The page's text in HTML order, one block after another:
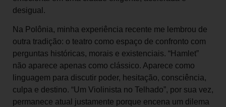
desigual.
Na Polônia, minha experiência recente me lembrou de
outra tradição: o teatro como espaço de confronto com
perguntas históricas, morais e existenciais. “Hamlet”
não aparece apenas como clássico. Aparece como
linguagem para discutir poder, hesitação, consciência,
culpa e destino. “Um Violinista no Telhado”, por sua vez,
permanece atual justamente porque encena um dilema